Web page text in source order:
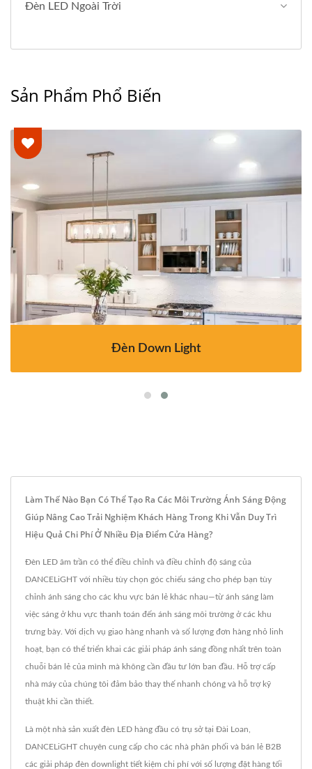
Đèn LED Ngoài Trời
Sản Phẩm Phổ Biến
Đèn Down Light
Làm Thế Nào Bạn Có Thể Tạo Ra Các Môi Trường Ánh Sáng Động
Giúp Nâng Cao Trải Nghiệm Khách Hàng Trong Khi Vẫn Duy Trì
Hiệu Quả Chi Phí Ở Nhiều Địa Điểm Cửa Hàng?
Đèn LED âm trần có thể điều chỉnh và điều chỉnh độ sáng của
DANCELiGHT với nhiều tùy chọn góc chiếu sáng cho phép bạn tùy
chỉnh ánh sáng cho các khu vực bán lẻ khác nhau—từ ánh sáng làm
việc sáng ở khu vực thanh toán đến ánh sáng môi trường ở các khu
trưng bày. Với dịch vụ giao hàng nhanh và số lượng đơn hàng nhỏ linh
hoạt, bạn có thể triển khai các giải pháp ánh sáng đồng nhất trên toàn
chuỗi bán lẻ của mình mà không cần đầu tư lớn ban đầu. Hỗ trợ cấp
nhà máy của chúng tôi đảm bảo thay thế nhanh chóng và hỗ trợ kỹ
thuật khi cần thiết.
Là một nhà sản xuất đèn LED hàng đầu có trụ sở tại Đài Loan,
DANCELiGHT chuyên cung cấp cho các nhà phân phối và bán lẻ B2B
các giải pháp đèn downlight tiết kiệm chi phí với số lượng đặt hàng tối